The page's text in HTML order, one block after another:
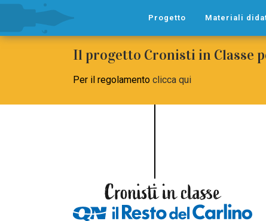
Progetto Materiali
Il progetto Cronisti in Classe
Per il regolamento clicca qui